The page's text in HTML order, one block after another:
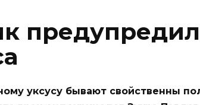
уксусу бывают свойственны